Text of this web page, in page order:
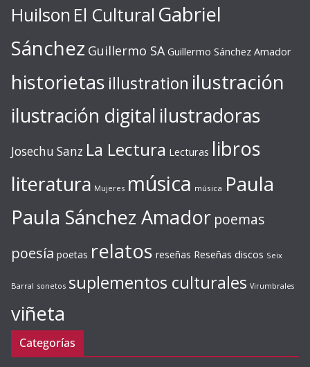
Huilson El Cultural Gabriel
Sánchez Guillermo SA Guillermo Sánchez Amador
historietas illustration ilustración
ilustración digital ilustradoras
Josechu Sanz La Lectura Lecturas libros
literatura Mujeres música música Paula
Paula Sánchez Amador poemas
poesía poetas relatos reseñas Reseñas discos Seix
Barral sonetos suplementos culturales Virumbrales
viñeta
Categorías